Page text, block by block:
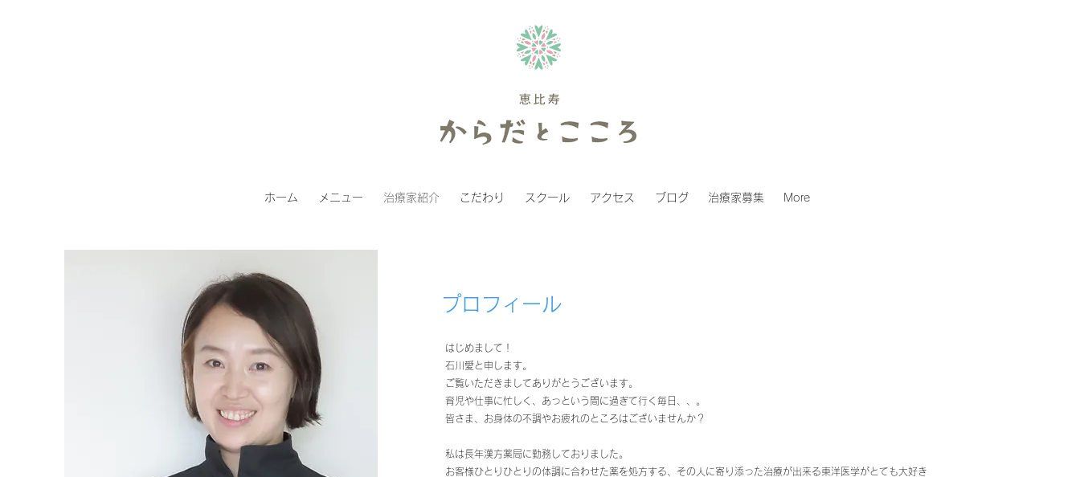
ホーム メニュー 治療家紹介 こだわり スクール アクセス ブログ 治療家募集 More
プロフィール
はじめまして！
石川愛と申します。
ご覧いただきましてありがとうございます。
育児や仕事に忙しく、あっという間に過ぎて行く毎日、、。
皆さま、お身体の不調やお疲れのところはございませんか？
私は長年漢方薬局に勤務しておりました。
お客様ひとりひとりの体調に合わせた薬を処方する、その人に寄り添った治療が出来る東洋医学がとても大好き